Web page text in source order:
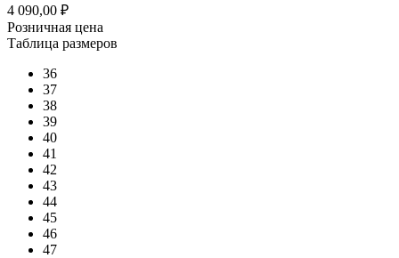
4 090,00 ₽
Розничная цена
Таблица размеров
36
37
38
39
40
41
42
43
44
45
46
47